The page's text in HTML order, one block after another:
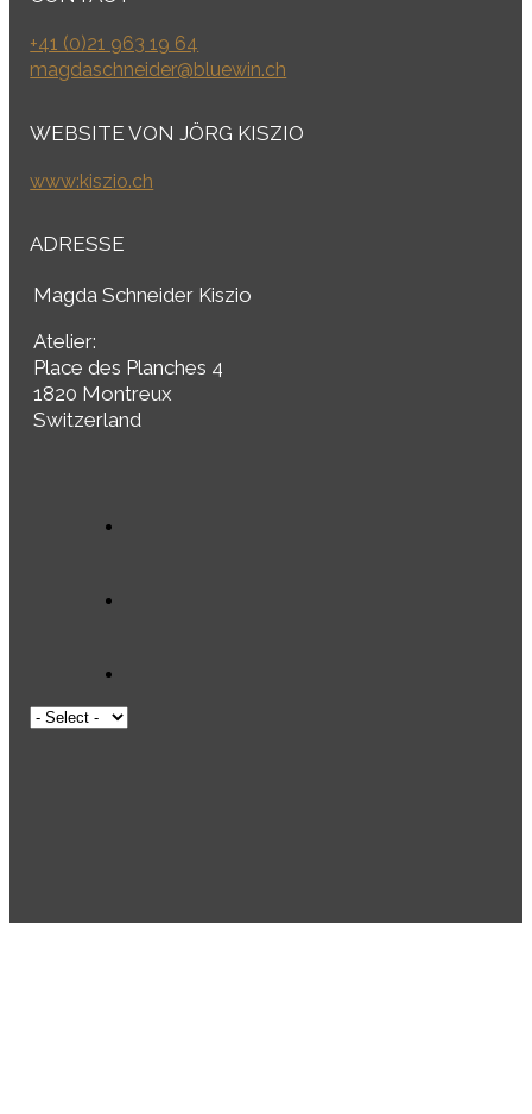
+41 (0)21 963 19 64
magdaschneider@bluewin.ch
WEBSITE VON JÖRG KISZIO
www:kiszio.ch
ADRESSE
Magda Schneider Kiszio
Atelier:
Place des Planches 4
1820 Montreux
Switzerland